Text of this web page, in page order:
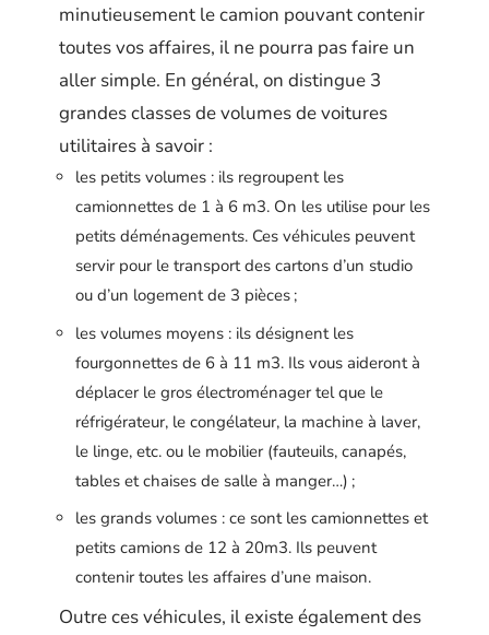
minutieusement le camion pouvant contenir
toutes vos affaires, il ne pourra pas faire un
aller simple. En général, on distingue 3
grandes classes de volumes de voitures
utilitaires à savoir :
les petits volumes : ils regroupent les
camionnettes de 1 à 6 m3. On les utilise pour les
petits déménagements. Ces véhicules peuvent
servir pour le transport des cartons d’un studio
ou d’un logement de 3 pièces ;
les volumes moyens : ils désignent les
fourgonnettes de 6 à 11 m3. Ils vous aideront à
déplacer le gros électroménager tel que le
réfrigérateur, le congélateur, la machine à laver,
le linge, etc. ou le mobilier (fauteuils, canapés,
tables et chaises de salle à manger…) ;
les grands volumes : ce sont les camionnettes et
petits camions de 12 à 20m3. Ils peuvent
contenir toutes les affaires d’une maison.
Outre ces véhicules, il existe également des